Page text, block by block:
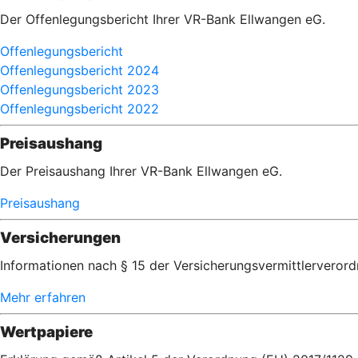
Der Offenlegungsbericht Ihrer VR-Bank Ellwangen eG.
Offenlegungsbericht
Offenlegungsbericht 2024
Offenlegungsbericht 2023
Offenlegungsbericht 2022
Preisaushang
Der Preisaushang Ihrer VR-Bank Ellwangen eG.
Preisaushang
Versicherungen
Informationen nach § 15 der
Mehr erfahren
Wertpapiere